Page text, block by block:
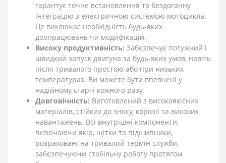
гарантує точне встановлення та бездоганну
інтеграцію з електричною системою мотоцикла.
Це виключає необхідність будь-яких
доопрацювань чи модифікацій.
Високу продуктивність: Забезпечує потужний і
швидкий запуск двигуна за будь-яких умов, навіть
після тривалого простою або при низьких
температурах. Ви можете бути впевнені у
надійному старті кожного разу.
Довговічність: Виготовлений з високоякісних
матеріалів, стійких до зносу, корозії та високих
навантажень. Всі внутрішні компоненти,
включаючи якір, щітки та підшипники,
розраховані на тривалий термін служби,
забезпечуючи стабільну роботу протягом